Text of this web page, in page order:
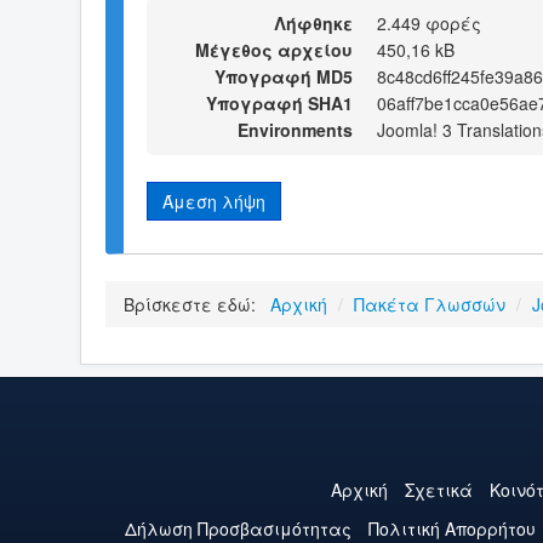
Λήφθηκε
2.449 φορές
Μέγεθος αρχείου
450,16 kB
Υπογραφή MD5
Υπογραφή SHA1
Environments
Joomla! 3
Άμεση λήψη
Βρίσκεστε εδώ: Αρχική / Πακέτα Γλωσσών /
Αρχική Σχετικά
Δήλωση Προσβασιμότητας
Πολιτική Aπορρήτου